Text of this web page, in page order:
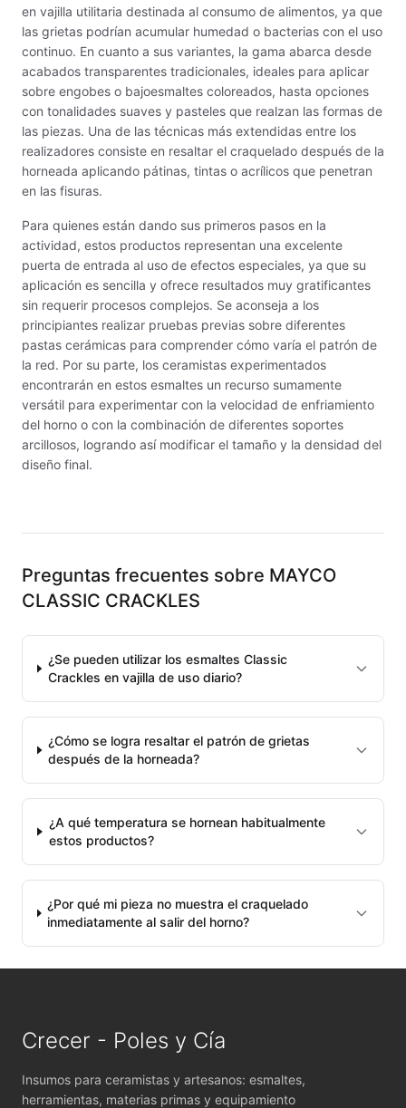
Libros y Revistas
Maquinarias
Material de laboratorio
Materias primas
MAYCO BRUSHES
MAYCO CLASSIC CRACKLES
MAYCO CLEAR GLAZES
MAYCO DESIGNER LINER
MAYCO DUNCAN ACCESSORIES
MAYCO DUNCAN FRENCH DIMENSIONS
MAYCO FOUNDATIONS MATTE
MAYCO FOUNDATIONS SHEER
MAYCO JUNGLE GEMS
MAYCO NON FIRED COLOR
MAYCO SNOW GEMS
MAYCO SPECIALTY GLAZES
en vajilla utilitaria destinada al consumo de alimentos, ya que
las grietas podrían acumular humedad o bacterias con el uso
continuo. En cuanto a sus variantes, la gama abarca desde
acabados transparentes tradicionales, ideales para aplicar
sobre engobes o bajoesmaltes coloreados, hasta opciones
con tonalidades suaves y pasteles que realzan las formas de
las piezas. Una de las técnicas más extendidas entre los
realizadores consiste en resaltar el craquelado después de la
horneada aplicando pátinas, tintas o acrílicos que penetran
en las fisuras.
Para quienes están dando sus primeros pasos en la
actividad, estos productos representan una excelente
puerta de entrada al uso de efectos especiales, ya que su
aplicación es sencilla y ofrece resultados muy gratificantes
sin requerir procesos complejos. Se aconseja a los
principiantes realizar pruebas previas sobre diferentes
pastas cerámicas para comprender cómo varía el patrón de
la red. Por su parte, los ceramistas experimentados
encontrarán en estos esmaltes un recurso sumamente
versátil para experimentar con la velocidad de enfriamiento
del horno o con la combinación de diferentes soportes
arcillosos, logrando así modificar el tamaño y la densidad del
diseño final.
Preguntas frecuentes sobre MAYCO
CLASSIC CRACKLES
¿Se pueden utilizar los esmaltes Classic
Crackles en vajilla de uso diario?
¿Cómo se logra resaltar el patrón de grietas
después de la horneada?
¿A qué temperatura se hornean habitualmente
estos productos?
¿Por qué mi pieza no muestra el craquelado
inmediatamente al salir del horno?
Crecer - Poles y Cía
Insumos para ceramistas y artesanos: esmaltes,
herramientas, materias primas y equipamiento